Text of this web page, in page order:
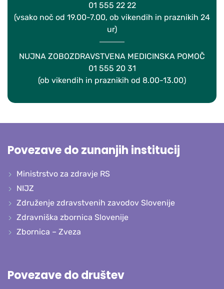
01 555 22 22
(vsako noč od 19.00-7.00, ob vikendih in praznikih 24
ur)
NUJNA ZOBOZDRAVSTVENA MEDICINSKA POMOČ
01 555 20 31
(ob vikendih in praznikih od 8.00-13.00)
Povezave do zunanjih institucij
Ministrstvo za zdravje RS
NIJZ
Združenje zdravstvenih zavodov Slovenije
Zdravniška zbornica Slovenije
Zbornica – Zveza
Povezave do društev